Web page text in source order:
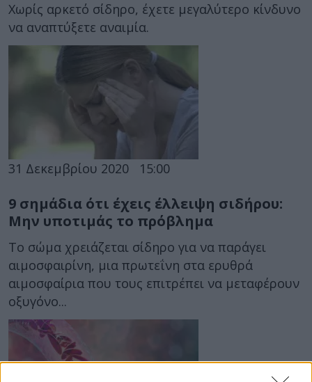
Χωρίς αρκετό σίδηρο, έχετε μεγαλύτερο κίνδυνο
να αναπτύξετε αναιμία.
31 Δεκεμβρίου 2020 15:00
9 σημάδια ότι έχεις έλλειψη σιδήρου:
Μην υποτιμάς το πρόβλημα
Το σώμα χρειάζεται σίδηρο για να παράγει
αιμοσφαιρίνη, μια πρωτεΐνη στα ερυθρά
αιμοσφαίρια που τους επιτρέπει να μεταφέρουν
οξυγόνο...